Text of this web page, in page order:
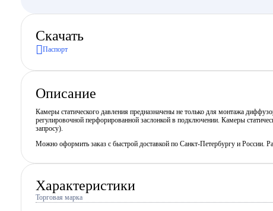
Скачать
Паспорт
Описание
Камеры статического давления предназначены не только для монтажа
регулировочной перфорированной заслонкой в подключении. Камеры
запросу).
Можно оформить заказ с быстрой доставкой по Санкт-Петербургу и России.
Характеристики
Торговая марка